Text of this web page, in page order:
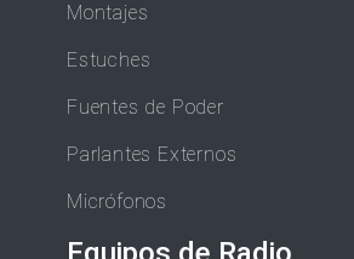
Montajes
Estuches
Fuentes de Poder
Parlantes Externos
Micrófonos